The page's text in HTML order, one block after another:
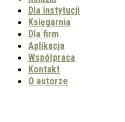
Dla instytucji
Księgarnia
Dla firm
Aplikacja
Współpraca
Kontakt
O autorze